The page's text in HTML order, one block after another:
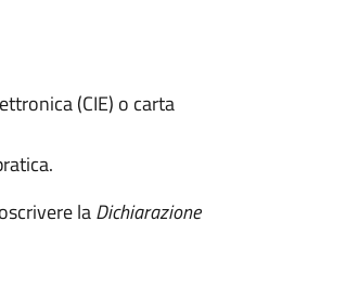
(CIE) o carta
laDichiarazione